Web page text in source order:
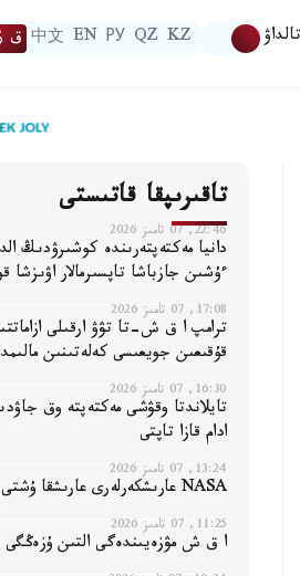
تالداۋ KZ
QZ
РУ
EN
中文 ق
تاقىرىپقا قاتىستى
22:46, 07 تامىز 2026
دانيا مەكتەپتەرىندە كوشىرۋدىڭ
ءۇشىن جازباشا تاپسىرمالار اۋىزشا
17:08, 07 تامىز 2026
ترامپ ا ق ش-تا تۋۋ ارقىلى
قۇقىعىن جويعىسى كەلەتىنىن
16:30, 07 تامىز 2026
تايلاندتا وقۋشى مەكتەپتە وق
ادام قازا تاپتى
13:24, 07 تامىز 2026
NASA عارىشكەرلەرى عارىشقا ۇشتى
11:25, 07 تامىز 2026
ا ق ش مۋزەيىندەگى التىن ۇزەڭگى